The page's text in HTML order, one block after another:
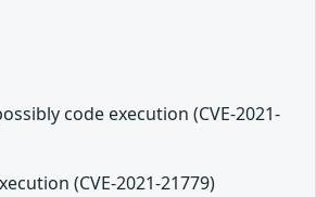
code execution (CVE-2021-
(CVE-2021-21779)